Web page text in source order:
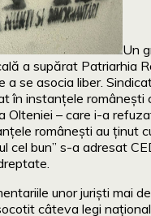
Un
a supărat Patriarhia
a se asocia liber.
în instanțele românești
Olteniei – care i-a
românești au ținut
cel bun” s-a adresat
unor juriști mai
câteva legi